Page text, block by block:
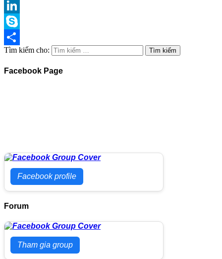
Twitter
LinkedIn
Skype
Share
Tìm kiếm cho:
Facebook Page
Facebook profile
Forum
Tham gia group